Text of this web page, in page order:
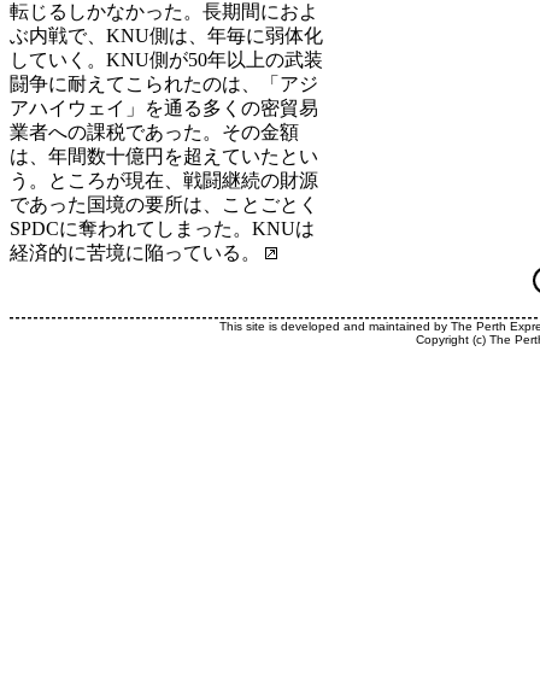
転じるしかなかった。長期間におよ
ぶ内戦で、KNU側は、年毎に弱体化
していく。KNU側が50年以上の武装
闘争に耐えてこられたのは、「アジ
アハイウェイ」を通る多くの密貿易
業者への課税であった。その金額
は、年間数十億円を超えていたとい
う。ところが現在、戦闘継続の財源
であった国境の要所は、ことごとく
SPDCに奪われてしまった。KNUは
経済的に苦境に陥っている。
This site is developed and maintained by The Perth
Copyright (c) The